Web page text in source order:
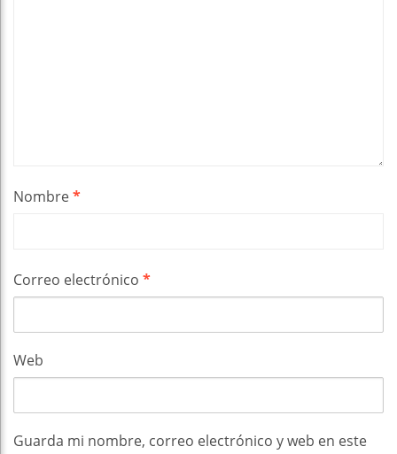
Nombre*
Correo electrónico *
Web
Guarda mi nombre, correo electrónico y web en este